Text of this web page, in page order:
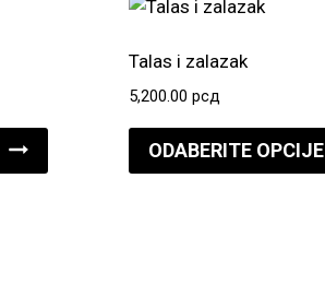
proizvod
Talas i zalazak
5,200.00 рсд
ODABERITE OPCIJE